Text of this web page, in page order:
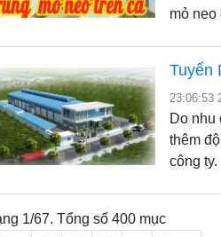
mỏ neo
Tuyển
23:06:53
Do nhu
thêm
công ty.
1/67. Tổng số 400 mục